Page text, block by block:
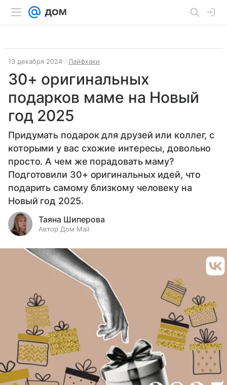
13 декабря 2024 Лайфхаки
30+ оригинальных
подарков маме на Новый
год 2025
Придумать подарок для друзей или коллег, с
которыми у вас схожие интересы, довольно
просто. А чем же порадовать маму?
Подготовили 30+ оригинальных идей, что
подарить самому близкому человеку на
Новый год 2025.
Таяна Шиперова
Автор Дом Mail